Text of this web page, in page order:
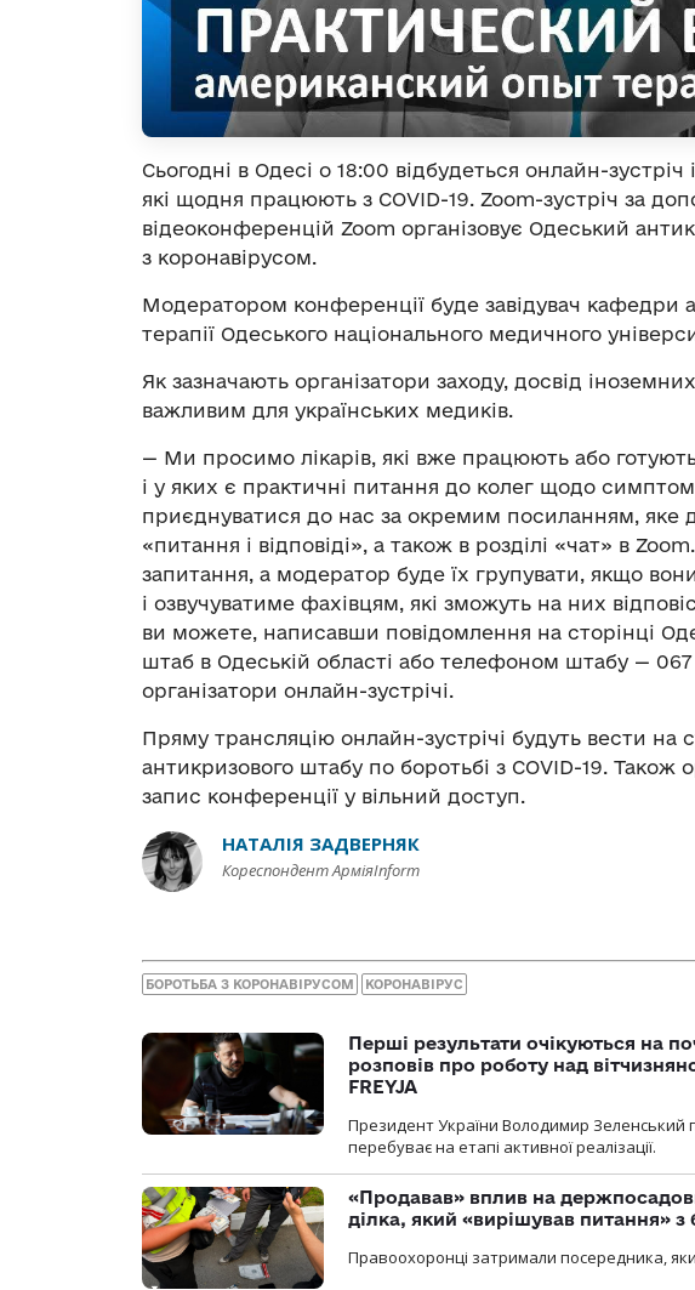
Сьогодні в Одесі о 18:00 відбудеться онлайн-
які щодня працюють з COVID-19. Zoom-зустріч за
відеоконференцій Zoom організовує Одеський
з коронавірусом.
Модератором конференції буде завідувач кафедри
терапії Одеського національного медичного
Як зазначають організатори заходу, досвід
важливим для українських медиків.
— Ми просимо лікарів, які вже працюють або
і у яких є практичні питання до колег щодо
приєднуватися до нас за окремим посиланням, яке
«питання і відповіді», а також в розділі «чат» в
запитання, а модератор буде їх групувати, якщо
і озвучуватиме фахівцям, які зможуть на них
ви можете, написавши повідомлення на сторінці
штаб в Одеській області або телефоном штабу — 067
організатори онлайн-зустрічі.
Пряму трансляцію онлайн-зустрічі будуть вести на
антикризового штабу по боротьбі з COVID-19. Також
запис конференції у вільний доступ.
НАТАЛІЯ ЗАДВЕРНЯК
Кореспондент АрміяInform
БОРОТЬБА З КОРОНАВІРУСОМ КОРОНАВІРУС
Перші результати очікуються на
розповів про роботу над
FREYJA
Президент України Володимир Зеленський
перебуває на етапі активної реалізації.
«Продавав» вплив на
ділка, який «вирішував питання»
Правоохоронці затримали посередника,